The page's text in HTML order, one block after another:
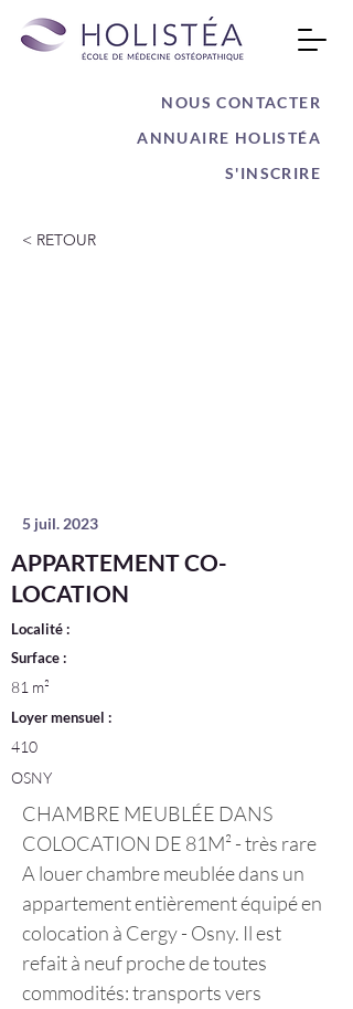
NOUS CONTACTER
ANNUAIRE HOLISTÉA
S'INSCRIRE
< RETOUR
5 juil. 2023
APPARTEMENT CO-
LOCATION
Localité :
Surface :
81 m²
Loyer mensuel :
410
OSNY
CHAMBRE MEUBLÉE DANS
COLOCATION DE 81M² - très rare
A louer chambre meublée dans un
appartement entièrement équipé en
colocation à Cergy - Osny. Il est
refait à neuf proche de toutes
commodités: transports vers